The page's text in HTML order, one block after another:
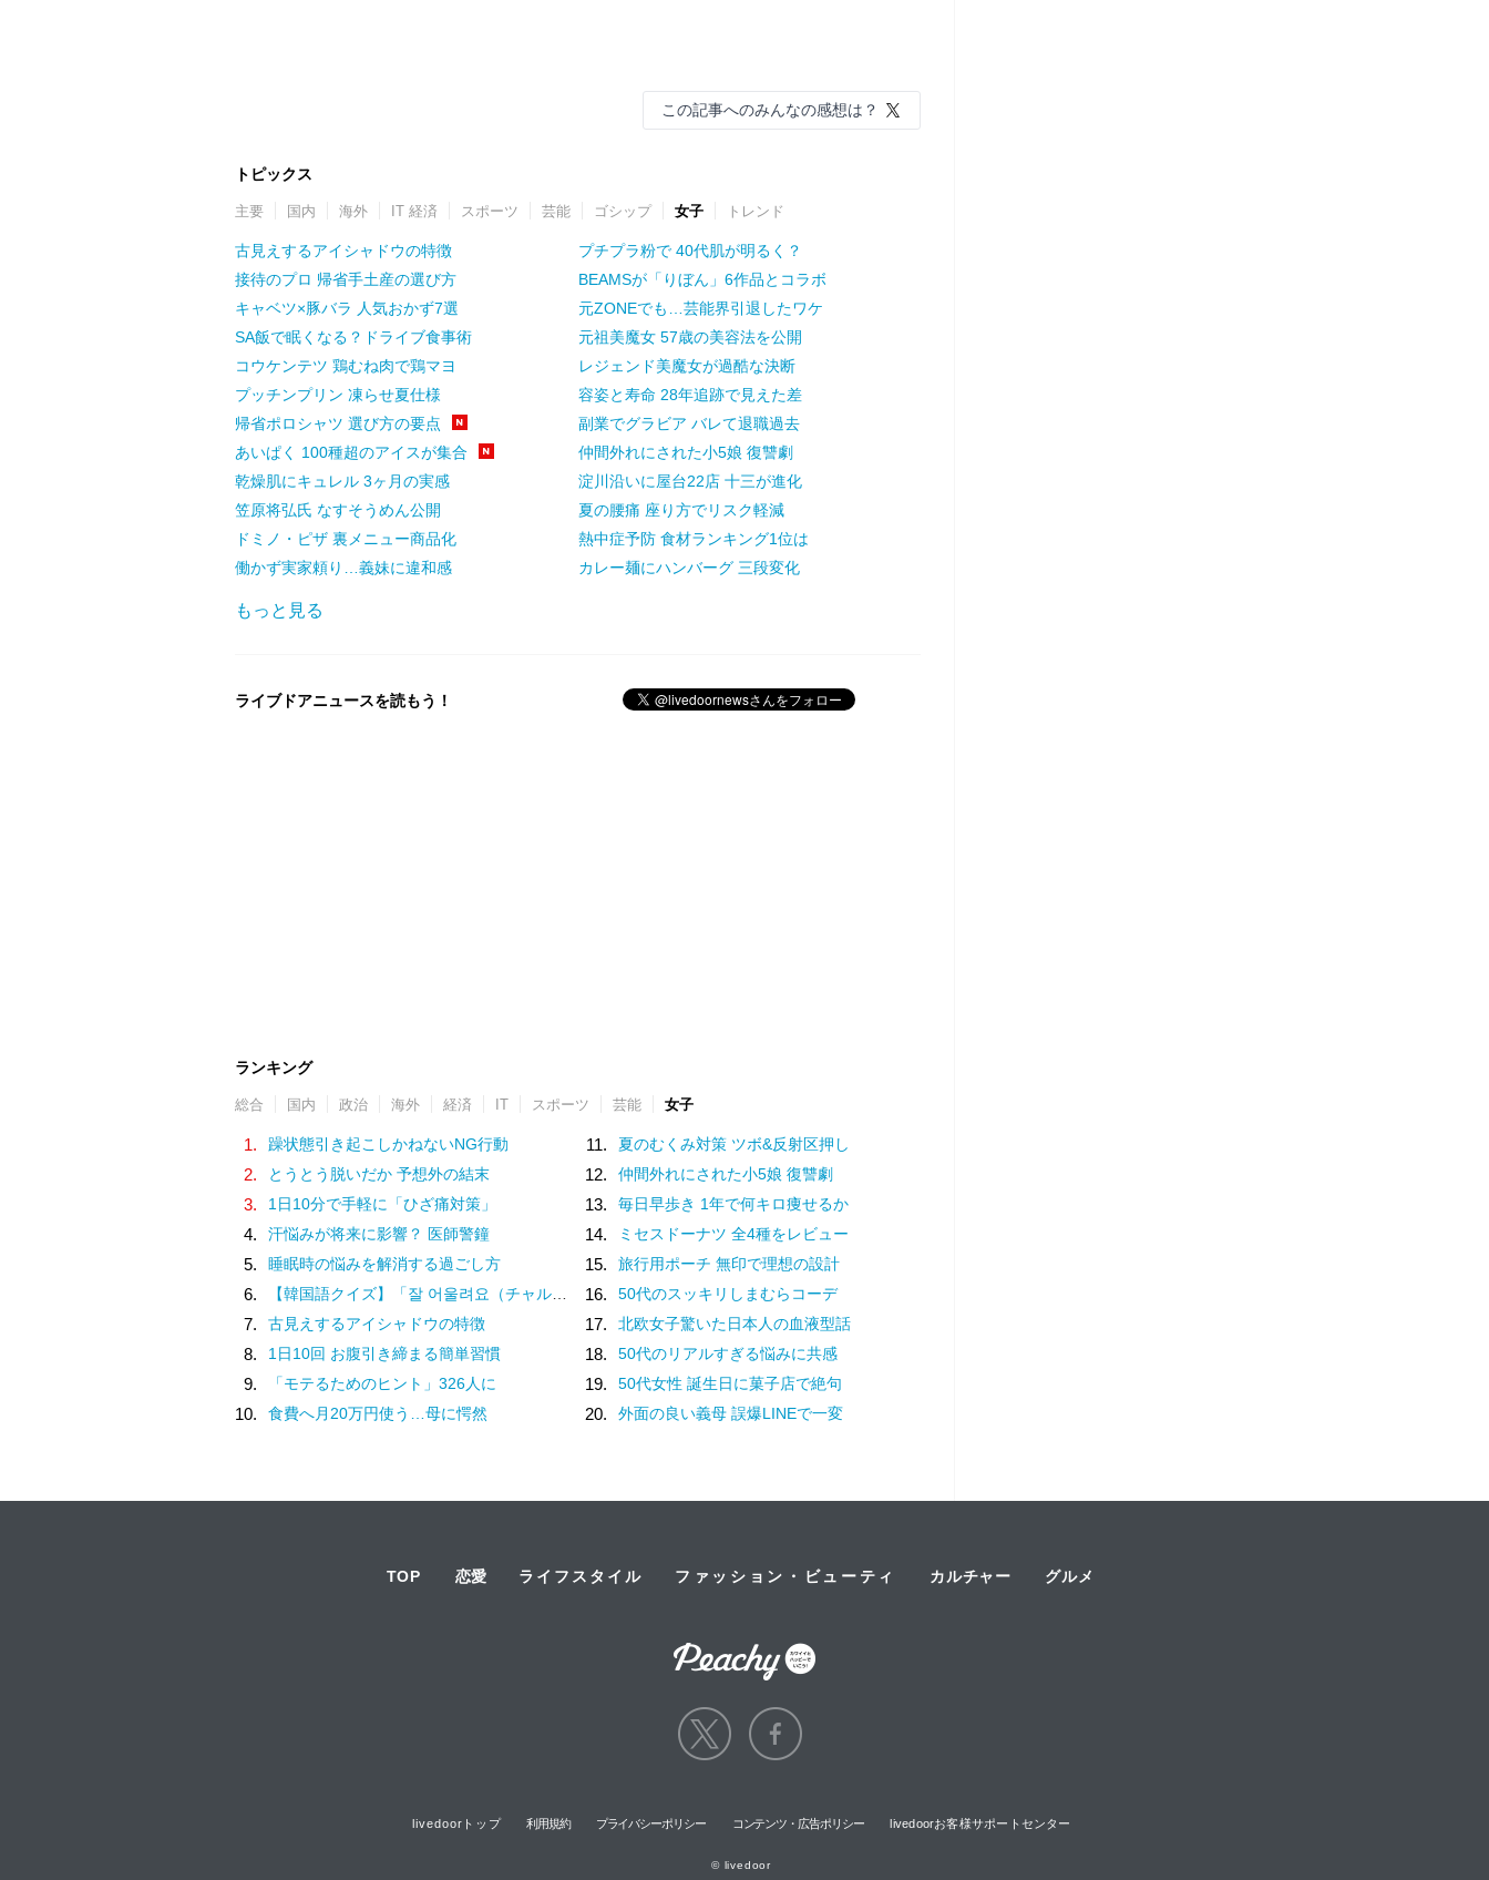
この記事へのみんなの感想は？
トピックス
主要 国内 海外 IT 経済 スポーツ 芸能 ゴシップ 女子 トレンド
古見えするアイシャドウの特徴
接待のプロ 帰省手土産の選び方
キャベツ×豚バラ 人気おかず7選
SA飯で眠くなる？ドライブ食事術
コウケンテツ 鶏むね肉で鶏マヨ
プッチンプリン 凍らせ夏仕様
帰省ポロシャツ 選び方の要点
あいぱく 100種超のアイスが集合
乾燥肌にキュレル 3ヶ月の実感
笠原将弘氏 なすそうめん公開
ドミノ・ピザ 裏メニュー商品化
働かず実家頼り…義妹に違和感
プチプラ粉で 40代肌が明るく？
BEAMSが「りぼん」6作品とコラボ
元ZONEでも…芸能界引退したワケ
元祖美魔女 57歳の美容法を公開
レジェンド美魔女が過酷な決断
容姿と寿命 28年追跡で見えた差
副業でグラビア バレて退職過去
仲間外れにされた小5娘 復讐劇
淀川沿いに屋台22店 十三が進化
夏の腰痛 座り方でリスク軽減
熱中症予防 食材ランキング1位は
カレー麺にハンバーグ 三段変化
もっと見る
ライブドアニュースを読もう！
ランキング
総合 国内 政治 海外 経済 IT スポーツ 芸能 女子
1. 躁状態引き起こしかねないNG行動
2. とうとう脱いだか 予想外の結末
3. 1日10分で手軽に「ひざ痛対策」
4. 汗悩みが将来に影響？ 医師警鐘
5. 睡眠時の悩みを解消する過ごし方
6. 【韓国語クイズ】「잘 어울려요（チャル オウルリョヨ）」の意味は？褒め言葉です♡
7. 古見えするアイシャドウの特徴
8. 1日10回 お腹引き締まる簡単習慣
9. 「モテるためのヒント」326人に
10. 食費へ月20万円使う…母に愕然
11. 夏のむくみ対策 ツボ&反射区押し
12. 仲間外れにされた小5娘 復讐劇
13. 毎日早歩き 1年で何キロ痩せるか
14. ミセスドーナツ 全4種をレビュー
15. 旅行用ポーチ 無印で理想の設計
16. 50代のスッキリしまむらコーデ
17. 北欧女子驚いた日本人の血液型話
18. 50代のリアルすぎる悩みに共感
19. 50代女性 誕生日に菓子店で絶句
20. 外面の良い義母 誤爆LINEで一変
TOP 恋愛 ライフスタイル ファッション・ビューティ カルチャー グルメ
livedoorトップ 利用規約 プライバシーポリシー コンテンツ・広告ポリシー livedoorお客様サポートセンター
© livedoor